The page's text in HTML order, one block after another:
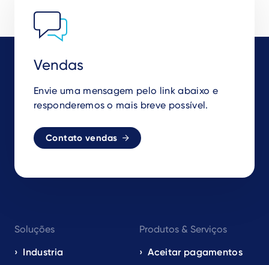
Vendas
Envie uma mensagem pelo link abaixo e
responderemos o mais breve possível.
Contato vendas
navigation
EN
Soluções
Industria
Produtos & Serviços
Aceitar pagamentos